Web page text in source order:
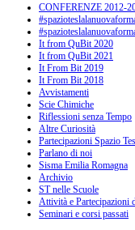
CONFERENZE 2012-
It from QuBit 2020
It from QuBit 2021
It From Bit 2019
It From Bit 2018
Avvistamenti
Scie Chimiche
Riflessioni senza Tempo
Altre Curiosità
Partecipazioni Spazio
Parlano di noi
Sisma Emilia Romagna
Archivio
ST nelle Scuole
Attività e Partecipazioni
Seminari e corsi passati